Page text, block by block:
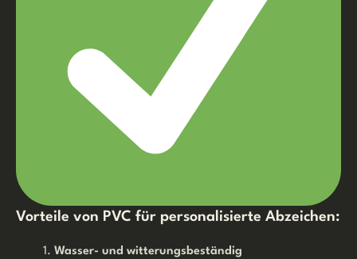
Vorteile von PVC für personalisierte Abzeichen:
Wasser- und witterungsbeständig